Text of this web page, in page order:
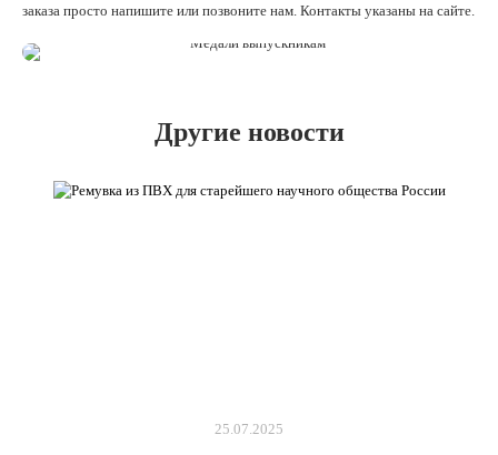
заказа просто напишите или позвоните нам. Контакты указаны на сайте.
Другие новости
25.07.2025